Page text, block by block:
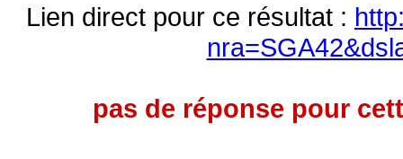
Lien direct pour ce résultat :
pas de réponse pour